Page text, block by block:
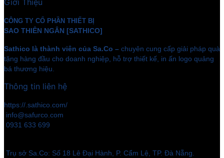
Giới Thiệu
CÔNG TY CỔ PHẦN THIẾT BỊ
SAO THIÊN NGÂN [SATHICO]
Sathico là thành viên của Sa.Co – chuyên cung cấp giải pháp quà
tặng hàng đầu cho doanh nghiệp, hỗ trợ thiết kế, in ấn logo quảng
bá thương hiệu.
Thông tin liên hệ
https://.sathico.com/
info@safurco.com
0931 633 699
Trụ sở Sa.Co: Số 18 Lê Đại Hành, P. Cẩm Lệ, TP. Đà Nẵng.